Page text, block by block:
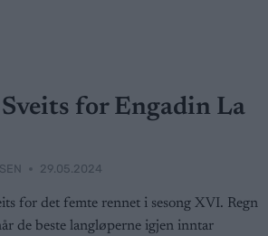
for Engadin La
29.05.2024
for det femte rennet i sesong XVI. Regn
de beste langløperne igjen inntar